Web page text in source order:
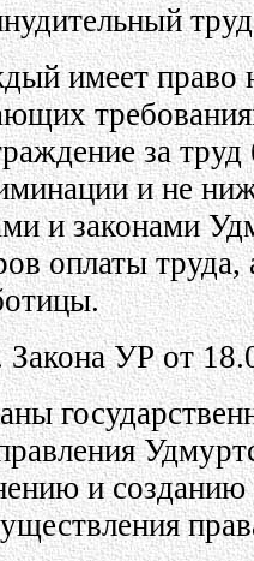
имеет право
за
и не
и законами
оплаты
Закона УР от
и